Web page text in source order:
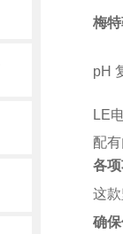
梅
pH
LE
配
各
这
确